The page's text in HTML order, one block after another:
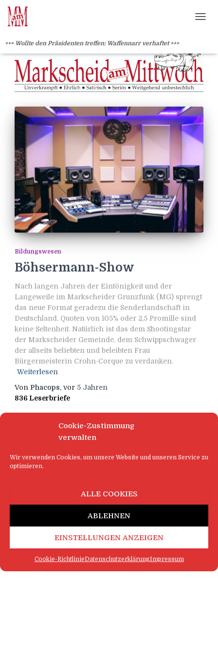
Cookie-Zustimmung
verwalten
Wir verwenden Cookies, um unsere Website und unseren Service zu
optimieren.
ALLE COOKIES
ABLEHNEN
EINSTELLUNGEN ANZEIGEN
Cookie-RichtlinieDatenschutzerklärungImpressum
+++ Wollte den Präsidenten treffen: Waffennarr verhaftet +++
Bildungswesen
Böhsermann-Show
Nach langen Jahren der Eintönigkeit und der
Langeweile im Markscheider Grunzfunk (MG) sprengt
das neue Format geradezu die Senderlandschaft in
Deutschland. Quoten von 105% oder 2,5 Promille sind
keine Seltenheit. Natürlich ist das dem Shootingstar
der Markscheider Gemeinde, dem Schwippschwager
der allseits beliebten und beleibten Frau
Bürgermeisterin Crohn-Corque zu verdanken.
Weiterlesen
Von Phacops, vor 5 Jahren
836 Leserbriefe